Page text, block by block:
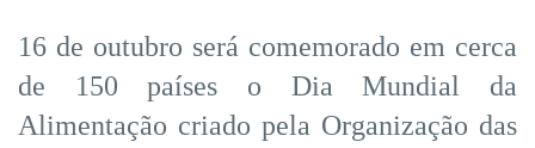
16 de outubro será comemorado em cerca
de 150 países o Dia Mundial da
Alimentação criado pela Organização das